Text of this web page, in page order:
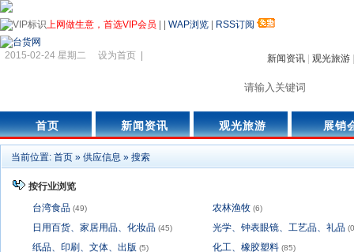
上网做生意，首选VIP会员 WAP浏览 RSS订阅
2015-02-24 星期二 设为首页 新闻资讯 观光旅游
首页 新闻资讯 观光旅游 展销
当前位置: 首页 » 供应信息 » 搜索
按行业浏览
台湾食品 (49) 农林渔牧 (6)
日用百货、家居用品、化妆品 (45) 光学、钟表眼镜、工艺品、礼品
纸品、印刷、文体、出版 (5) 化工、橡胶塑料 (85)